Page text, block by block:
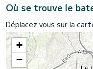
Où se trouve le
Déplacez vous sur la
+
−